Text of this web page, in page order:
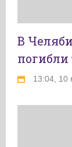
В
погибли
13:04, 10